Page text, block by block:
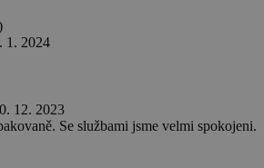
1. 2024
12. 2023
Se službami jsme velmi spokojeni.